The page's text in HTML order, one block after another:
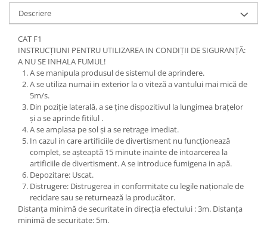
Descriere
CAT F1
INSTRUCȚIUNI PENTRU UTILIZAREA IN CONDIȚII DE SIGURANȚĂ:
A NU SE INHALA FUMUL!
A se manipula produsul de sistemul de aprindere.
A se utiliza numai in exterior la o viteză a vantului mai mică de
5m/s.
Din poziție laterală, a se ține dispozitivul la lungimea brațelor
și a se aprinde fitilul .
A se amplasa pe sol și a se retrage imediat.
In cazul in care artificiile de divertisment nu funcționează
complet, se așteaptă 15 minute inainte de intoarcerea la
artificiile de divertisment. A se introduce fumigena in apă.
Depozitare: Uscat.
Distrugere: Distrugerea in conformitate cu legile naționale de
reciclare sau se returnează la producător.
Distanța minimă de securitate in direcția efectului : 3m. Distanța
minimă de securitate: 5m.